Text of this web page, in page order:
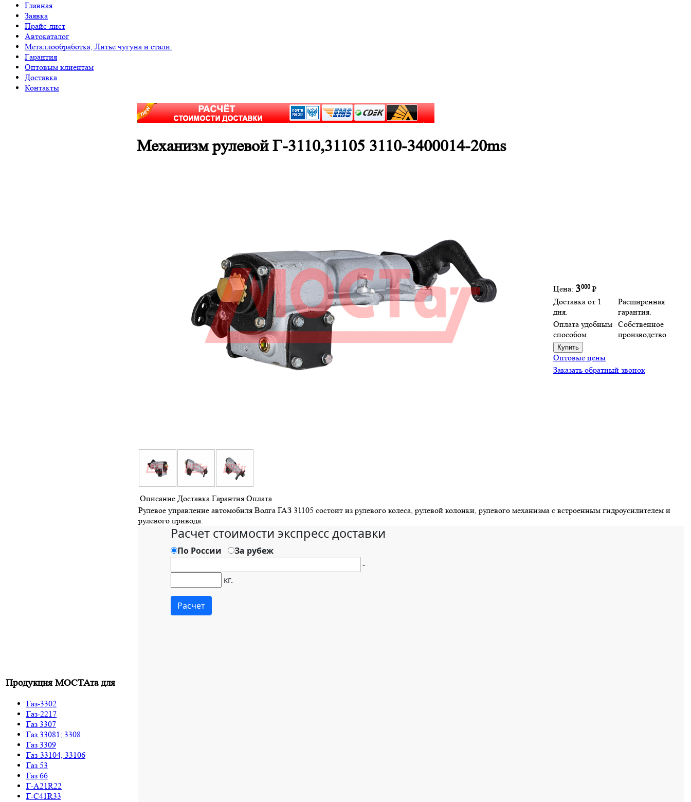
Главная
Заявка
Прайс-лист
Автокаталог
Металлообработка, Литье чугуна и стали.
Гарантия
Оптовым клиентам
Доставка
Контакты
Продукция МОСТАта для
Газ-3302
Газ-2217
Газ 3307
Газ 33081; 3308
Газ 3309
Газ-33104, 33106
Газ 53
Газ 66
Г-A21R22
Г-C41R33
Механизм рулевой Г-3110,31105 3110-3400014-20ms
Цена: 3000 ₽
Доставка от 1
дня.
Расширенная
гарантия.
Оплата удобным
способом.
Собственное
производство.
Оптовые цены
Заказать обратный звонок
Описание Доставка Гарантия Оплата
Рулевое управление автомобиля Волга ГАЗ 31105 состоит из рулевого колеса, рулевой колонки, рулевого механизма с встроенным гидроусилителем и
рулевого привода.